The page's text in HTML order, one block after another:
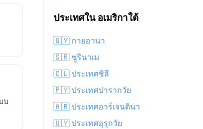
บ
ประเทศใน อเมริกาใต้
🇬🇾 กายอานา
🇸🇷 ซูรินาเม
🇨🇱 ประเทศชิลี
🇵🇾 ประเทศปารากวัย
🇦🇷 ประเทศอาร์เจนตินา
🇺🇾 ประเทศอุรุกวัย